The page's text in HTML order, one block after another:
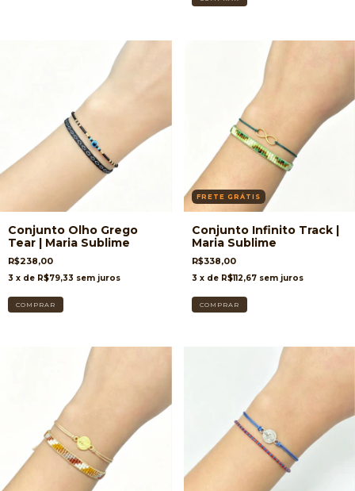
Conjunto Olho Grego
Tear | Maria Sublime
R$238,00
3 x de R$79,33 sem juros
FRETE GRÁTIS
Conjunto Infinito Track |
Maria Sublime
R$338,00
3 x de R$112,67 sem juros